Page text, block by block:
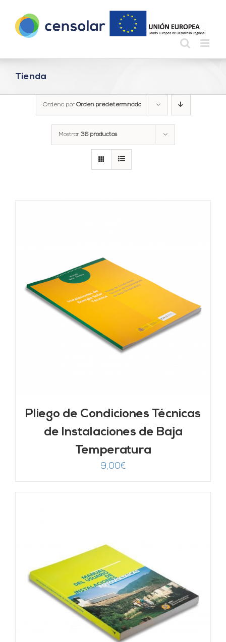
contenido
Tienda
Ordena por Orden predeterminado
Mostrar 36 productos
Pliego de Condiciones Técnicas
de Instalaciones de Baja
Temperatura
9,00€